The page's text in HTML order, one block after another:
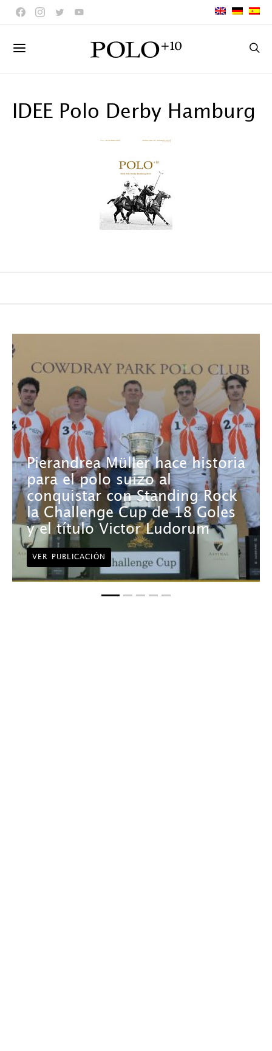
IDEE Polo Derby Hamburg
Pierandrea Müller hace historia
para el polo suizo al
conquistar con Standing Rock
la Challenge Cup de 18 Goles
y el título Victor Ludorum
VER PUBLICACIÓN